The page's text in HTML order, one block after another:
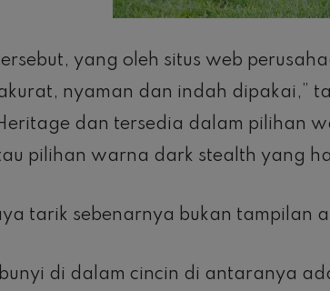
yang oleh situs web
nyaman dan indah dipakai,”
dan tersedia dalam pilihan
pilihan warna dark stealth yang
tarik sebenarnya bukan tampilan
di dalam cincin di antaranya